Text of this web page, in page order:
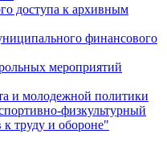
доступа к архивным
финансового
мероприятий
и молодежной политики
физкультурный
к труду и обороне"